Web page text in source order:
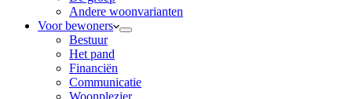
Andere woonvarianten
Voor bewoners
Bestuur
Het pand
Financiën
Communicatie
Woonplezier